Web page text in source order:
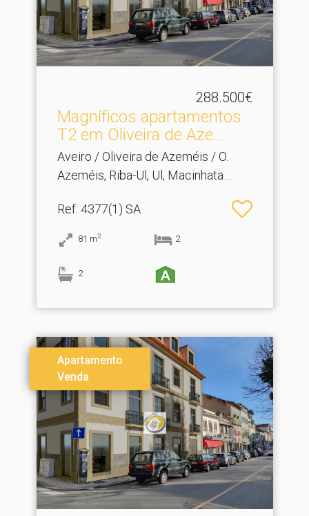
288.500€
Magníficos apartamentos
T2 em Oliveira de Aze.​..
Aveiro / Oliveira de Azeméis / O.
Azeméis, Riba-Ul, Ul, Macinhata
Ref: 4377(1) SA
81 m2 2
2
Apartamento
Venda